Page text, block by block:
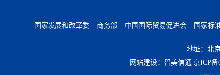
国家发展和改革委 商务部 中国国际贸易促进会 国家标
地址：北
网站建设：智美信通 京ICP备